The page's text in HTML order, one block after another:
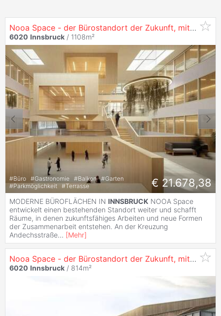
Nooa Space - der Bürostandort der Zukunft, mit 1286 m² in
6020 Innsbruck / 1108m²
#Büro #Gastronomie #Balkon #Garten
#Parkmöglichkeit #Terrasse € 21.678,38
MODERNE BÜROFLÄCHEN IN INNSBRUCK NOOA Space
entwickelt einen bestehenden Standort weiter und schafft
Räume, in denen zukunftsfähiges Arbeiten und neue Formen
der Zusammenarbeit entstehen. An der Kreuzung
Andechsstraße... [Mehr]
Nooa Space - der Bürostandort der Zukunft, mit 814 m² in
6020 Innsbruck / 814m²